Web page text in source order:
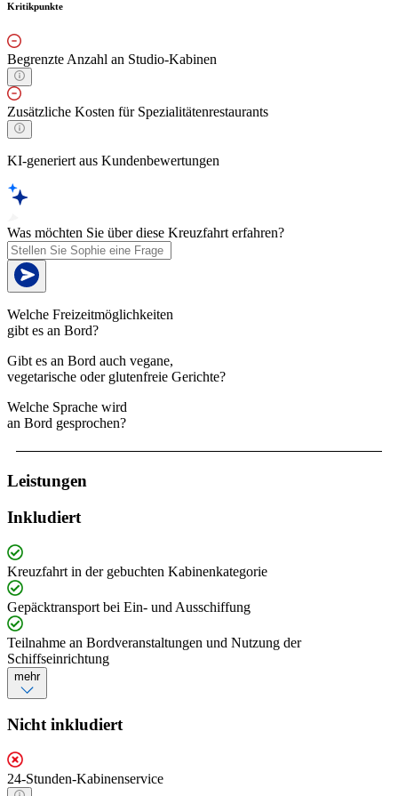
Kritikpunkte
Begrenzte Anzahl an Studio-Kabinen
Zusätzliche Kosten für Spezialitätenrestaurants
KI-generiert aus Kundenbewertungen
Was möchten Sie über diese Kreuzfahrt erfahren?
Welche Freizeitmöglichkeiten
gibt es an Bord?
Gibt es an Bord auch vegane,
vegetarische oder glutenfreie Gerichte?
Welche Sprache wird
an Bord gesprochen?
Leistungen
Inkludiert
Kreuzfahrt in der gebuchten Kabinenkategorie
Gepäcktransport bei Ein- und Ausschiffung
Teilnahme an Bordveranstaltungen und Nutzung der
Schiffseinrichtung
mehr
Nicht inkludiert
24-Stunden-Kabinenservice